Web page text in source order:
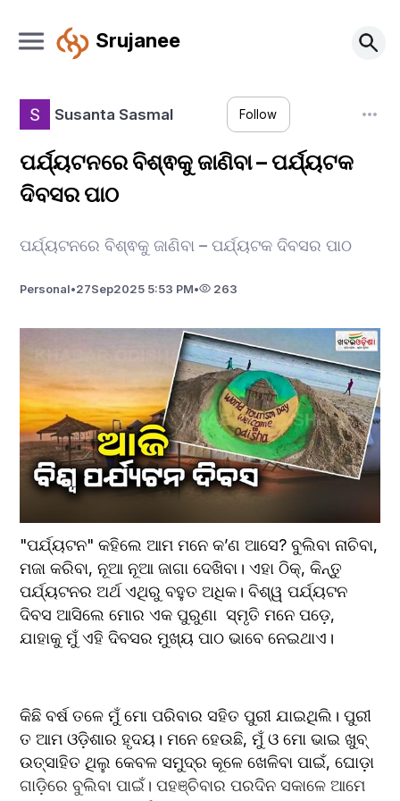
Srujanee
Susanta Sasmal Follow
ପର୍ଯ୍ୟଟନରେ ବିଶ୍ଵକୁ ଜାଣିବା – ପର୍ଯ୍ୟଟକ
ଦିବସର ପାଠ
ପର୍ଯ୍ୟଟନରେ ବିଶ୍ଵକୁ ଜାଣିବା – ପର୍ଯ୍ୟଟକ ଦିବସର ପାଠ
Personal•27Sep2025 5:53 PM• 263
"ପର୍ଯ୍ୟଟନ" କହିଲେ ଆମ ମନେ କ’ଣ ଆସେ? ବୁଲିବା ନାଚିବା,
ମଜା କରିବା, ନୂଆ ନୂଆ ଜାଗା ଦେଖିବା। ଏହା ଠିକ୍, କିନ୍ତୁ
ପର୍ଯ୍ୟଟନର ଅର୍ଥ ଏଥିରୁ ବହୁତ ଅଧିକ। ବିଶ୍ୱ ପର୍ଯ୍ୟଟନ
ଦିବସ ଆସିଲେ ମୋର ଏକ ପୁରୁଣା  ସ୍ମୃତି ମନେ ପଡ଼େ,
ଯାହାକୁ ମୁଁ ଏହି ଦିବସର ମୁଖ୍ୟ ପାଠ ଭାବେ ନେଇଥାଏ।
କିଛି ବର୍ଷ ତଳେ ମୁଁ ମୋ ପରିବାର ସହିତ ପୁରୀ ଯାଇଥିଲି। ପୁରୀ
ତ ଆମ ଓଡ଼ିଶାର ହୃଦୟ। ମନେ ହେଉଛି, ମୁଁ ଓ ମୋ ଭାଇ ଖୁବ୍
ଉତ୍ସାହିତ ଥିଲୁ କେବଳ ସମୁଦ୍ର କୂଳେ ଖେଳିବା ପାଇଁ, ଘୋଡ଼ା
ଗାଡ଼ିରେ ବୁଲିବା ପାଇଁ। ପହଞ୍ଚିବାର ପରଦିନ ସକାଳେ ଆମେ